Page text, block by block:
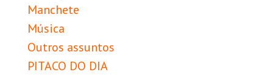
Manchete
Música
Outros assuntos
PITACO DO DIA